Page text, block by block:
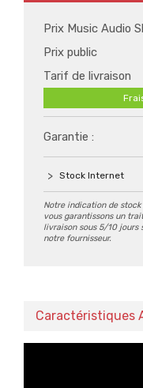
Prix Music Audio
Prix public
Tarif de livraison
Garantie :
Stock Internet
Notre indication de
vous garantissons un
livraison sous 5/10 jours
notre fournisseur.
Caractéristiques